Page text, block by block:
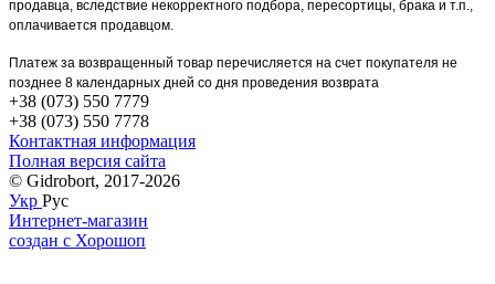
продавца, вследствие некорректного подбора, пересортицы, брака и т.п.,
оплачивается продавцом.
Платеж за возвращенный товар перечисляется на счет покупателя не
позднее 8 календарных дней со дня проведения возврата
+38 (073) 550 7779
+38 (073) 550 7778
Контактная информация
Полная версия сайта
© Gidrobort, 2017-2026
Укр Рус
Интернет-магазин
создан с Хорошоп